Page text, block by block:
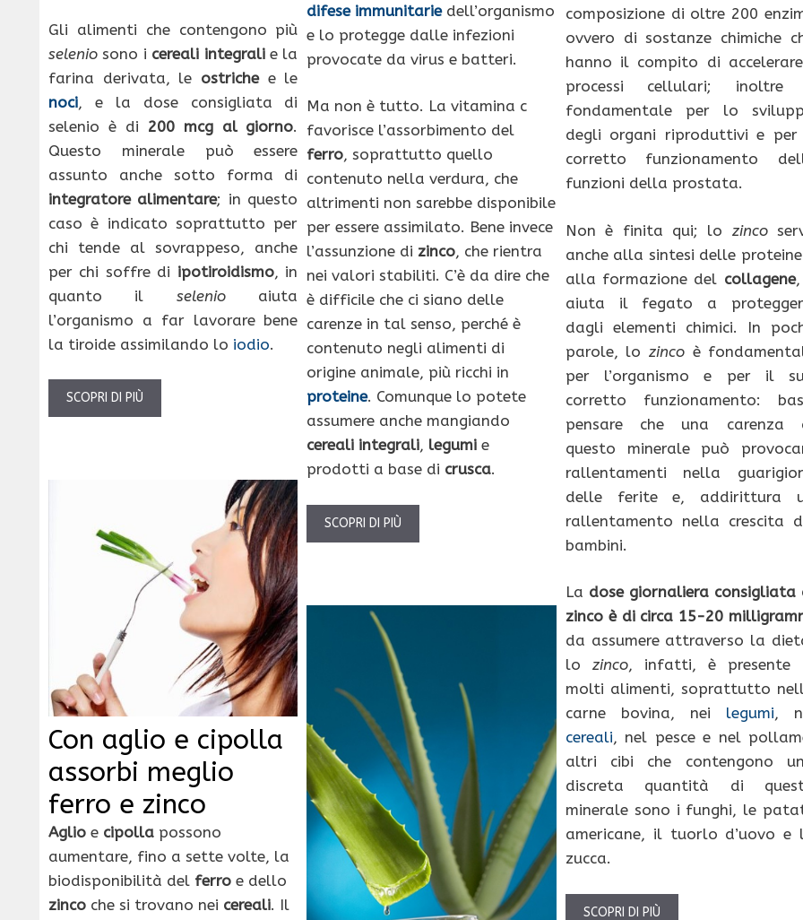
Gli alimenti che contengono più
selenio sono i cereali integralie la
farina derivata, le ostrichee le
noci, e la dose consigliata di
selenio è di 200 mcg al giorno.
Questo minerale può essere
assunto anche sotto forma di
integratore alimentare; in questo
caso è indicato soprattutto per
chi tende al sovrappeso, anche
per chi soffre di ipotiroidismo, in
quanto il selenioaiuta
l’organismo a far lavorare bene
la tiroide assimilando lo iodio.
SCOPRI DI PIÙ
difese immunitariedell’organismo
e lo protegge dalle infezioni
provocate da virus e batteri.
Ma non è tutto. La vitamina c
favorisce l’assorbimento del
ferro, soprattutto quello
contenuto nella verdura, che
altrimenti non sarebbe disponibile
per essere assimilato. Bene invece
l’assunzione di zinco, che rientra
nei valori stabiliti. C’è da dire che
è difficile che ci siano delle
carenze in tal senso, perché è
contenuto negli alimenti di
origine animale, più ricchi in
proteine. Comunque lo potete
assumere anche mangiando
cereali integrali, legumie
prodotti a base di crusca.
SCOPRI DI PIÙ
composizione di oltre 200
ovvero di sostanze chimiche
hanno il compito di
processi cellulari; inoltre
fondamentale per lo
degli organi riproduttivi e
corretto funzionamento
funzioni della prostata.
Non è finita qui; lo zinco
anche alla sintesi delle
alla formazione del collagene
aiuta il fegato a
dagli elementi chimici. In
parole, lo zincoè
per l’organismo e per il
corretto funzionamento:
pensare che una carenza
questo minerale può
rallentamenti nella
delle ferite e, addirittura
rallentamento nella crescita
bambini.
La dose giornaliera consigliata
zinco è di circa 15-20
da assumere attraverso la
lo zinco, infatti, è presente
molti alimenti, soprattutto
carne bovina, nei legumi,
cereali, nel pesce e nel
altri cibi che contengono
discreta quantità di
minerale sono i funghi, le
americane, il tuorlo d’uovo e
zucca.
SCOPRI DI PIÙ
Con aglio e cipolla
assorbi meglio
ferro e zinco
Aglio e cipolla possono
aumentare, fino a sette volte, la
biodisponibilità del ferro e dello
zinco che si trovano nei cereali. Il